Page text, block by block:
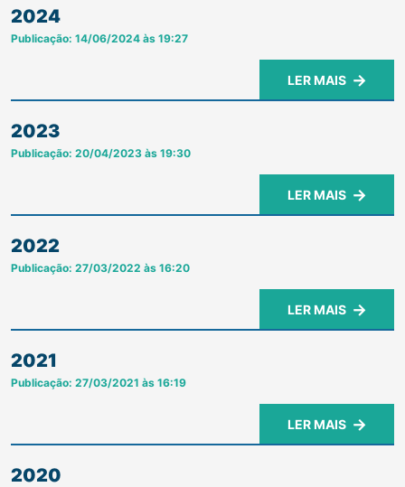
2024
Publicação: 14/06/2024 às 19:27
LER MAIS
2023
Publicação: 20/04/2023 às 19:30
LER MAIS
2022
Publicação: 27/03/2022 às 16:20
LER MAIS
2021
Publicação: 27/03/2021 às 16:19
LER MAIS
2020